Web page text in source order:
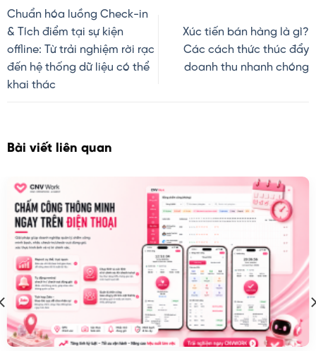
Chuẩn hóa luồng Check-in
& Tích điểm tại sự kiện
offline: Từ trải nghiệm rời rạc
đến hệ thống dữ liệu có thể
khai thác
Xúc tiến bán hàng là gì?
Các cách thức thúc đẩy
doanh thu nhanh chóng
Bài viết liên quan